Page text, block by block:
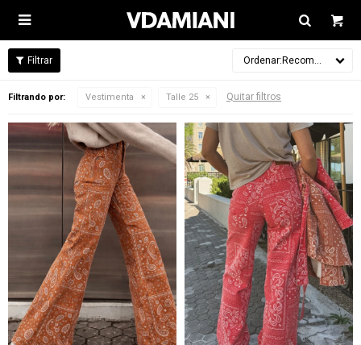

Recomendados
Filtrando por: Vestimenta Talle 25 Quitar filtros